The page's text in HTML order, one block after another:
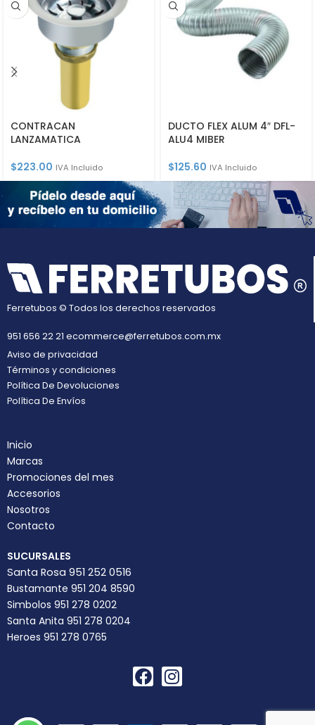
CONTRACAN
LANZAMATICA
$223.00 IVA Incluido
DUCTO FLEX ALUM 4″ DFL-
ALU4 MIBER
$125.60 IVA Incluido
Ferretubos © Todos los derechos reservados
951 656 22 21 ecommerce@ferretubos.com.mx
Aviso de privacidad
Términos y condiciones
Política De Devoluciones
Política De Envíos
Inicio
Marcas
Promociones del mes
Accesorios
Nosotros
Contacto
SUCURSALES
Santa Rosa 951 252 0516
Bustamante 951 204 8590
Simbolos 951 278 0202
Santa Anita 951 278 0204
Heroes 951 278 0765